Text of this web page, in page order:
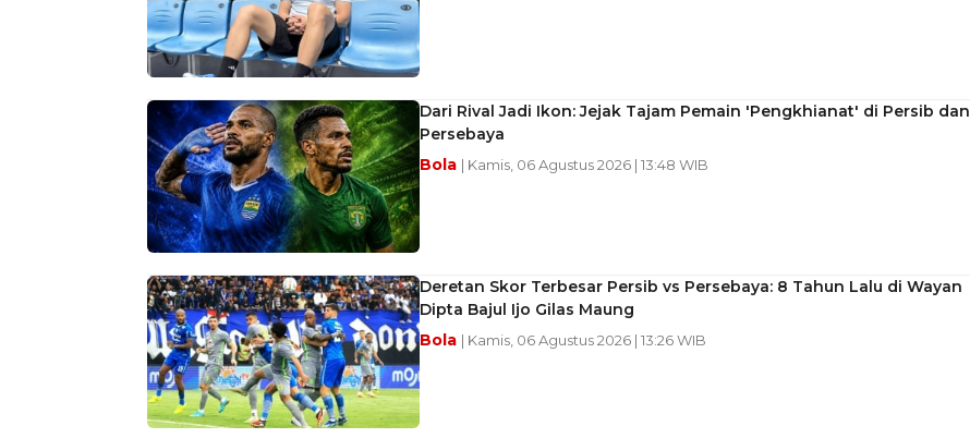
Dari Rival Jadi Ikon: Jejak Tajam Pemain 'Pengkhianat' di Persib dan
Persebaya
Bola | Kamis, 06 Agustus 2026 | 13:48 WIB
Deretan Skor Terbesar Persib vs Persebaya: 8 Tahun Lalu di Wayan
Dipta Bajul Ijo Gilas Maung
Bola | Kamis, 06 Agustus 2026 | 13:26 WIB